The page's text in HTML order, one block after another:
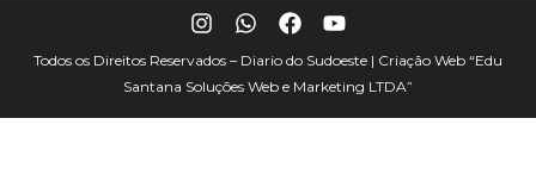
Todos os Direitos Reservados – Diario do Sudoeste | Criação Web “Edu
Santana Soluções Web e Marketing LTDA”